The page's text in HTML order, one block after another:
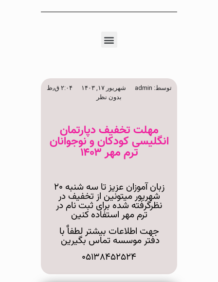
توسط: شهریور ۱۷, ۱۴۰۳
۲:۰۴ ق٫ظ
بدون نظر
مهلت تخفیف دپارتمان
انگلیسی کودکان و نوجوانان
ترم مهر ۱۴۰۳
زبان آموزان عزیز تا سه شنبه ۲۰
شهریور میتونین از تخفیف در
نظرگرفته شده برای ثبت نام در
ترم مهر استفاده کنین
جهت اطلاعات بیشتر لطفاٌ با
دفتر موسسه تماس بگیرین
۰۵۱۳۸۴۵۲۵۲۴